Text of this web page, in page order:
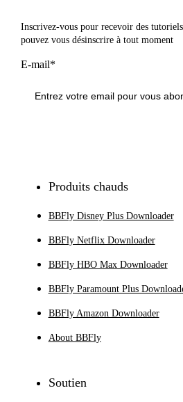
Inscrivez-vous pour recevoir des
pouvez vous désinscrire à tout moment
E-mail*
Produits chauds
BBFly Disney Plus Downloader
BBFly Netflix Downloader
BBFly HBO Max Downloader
BBFly Paramount Plus
BBFly Amazon Downloader
About BBFly
Soutien